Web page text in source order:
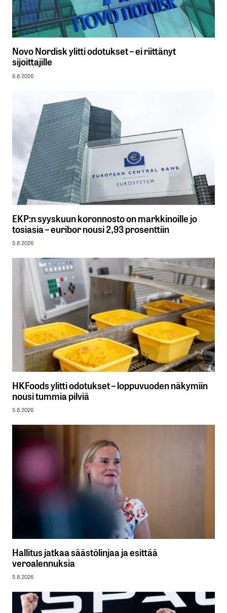
Novo Nordisk ylitti odotukset – ei riittänyt
sijoittajille
6.8.2026
EKP:n syyskuun koronnosto on markkinoille jo
tosiasia – euribor nousi 2,93 prosenttiin
5.8.2026
HKFoods ylitti odotukset – loppuvuoden näkymiin
nousi tummia pilviä
5.8.2026
Hallitus jatkaa säästölinjaa ja esittää
veroalennuksia
5.8.2026